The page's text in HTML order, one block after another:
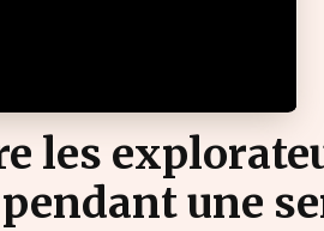
les
une